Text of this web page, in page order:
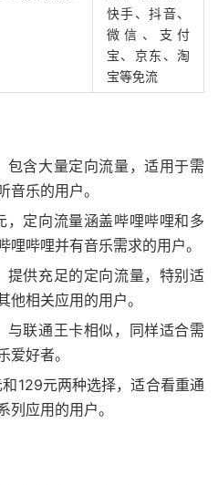
快手、抖音、
微信、支付
宝、京东、淘
宝等免流
包含大量定向流量，适用于需
音乐的用户。
，定向流量涵盖哔哩哔哩和多
哩哔哩并有音乐需求的用户。
提供充足的定向流量，特别适
他相关应用的用户。
与联通王卡相似，同样适合需
爱好者。
129元两种选择，适合看重通
列应用的用户。